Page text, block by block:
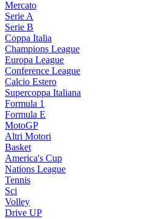
Mercato
Serie A
Serie B
Coppa Italia
Champions League
Europa League
Conference League
Calcio Estero
Supercoppa Italiana
Formula 1
Formula E
MotoGP
Altri Motori
Basket
America's Cup
Nations League
Tennis
Sci
Volley
Drive UP